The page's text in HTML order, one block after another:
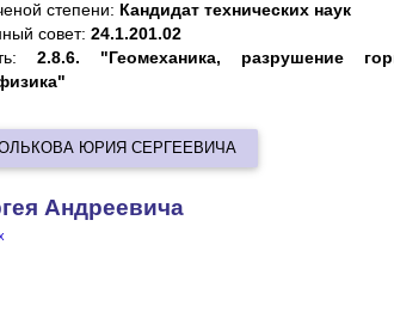
степени: Кандидат технических наук
совет: 24.1.201.02
2.8.6. "Геомеханика, разрушение
ЮРИЯ СЕРГЕЕВИЧА
Андреевича